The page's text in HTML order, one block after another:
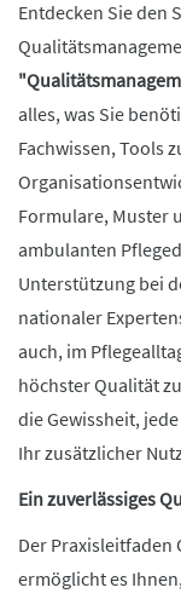
Entdecken Sie den
alles, was Sie
Fachwissen, Tools
Formulare, Muster
ambulanten
Unterstützung bei
nationaler
auch, im
höchster Qualität
die Gewissheit,
Ihr zusätzlicher
Ein zuverlässiges
Der Praxisleitfaden
ermöglicht es